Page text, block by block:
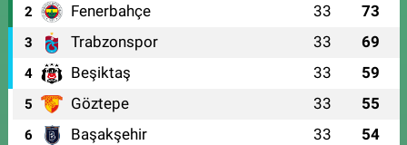
2 Fenerbahçe 33 73
3 Trabzonspor 33 69
4 Beşiktaş 33 59
5 Göztepe 33 55
6 Başakşehir 33 54